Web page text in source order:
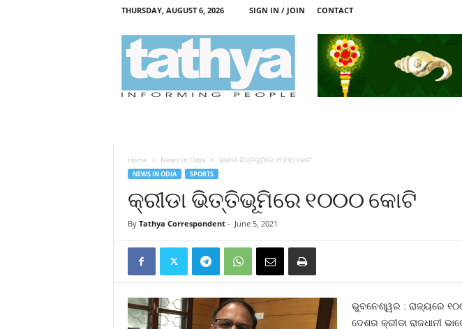
THURSDAY, AUGUST 6, 2026 SIGN IN / JOIN CONTACT
Home News in Odia କ୍ରୀଡା ଭିତ୍ତିଭୂମିରେ ୧୦୦୦ କୋଟି
NEWS IN ODIA SPORTS
କ୍ରୀଡା ଭିତ୍ତିଭୂମିରେ ୧୦୦୦ କୋଟି
By Tathya Correspondent- June 5, 2021
ଭୁବନେଶ୍ୱର : ରାଜ୍ୟରେ
ଦେଶର କ୍ରୀଡା ରାଜଧାନୀ